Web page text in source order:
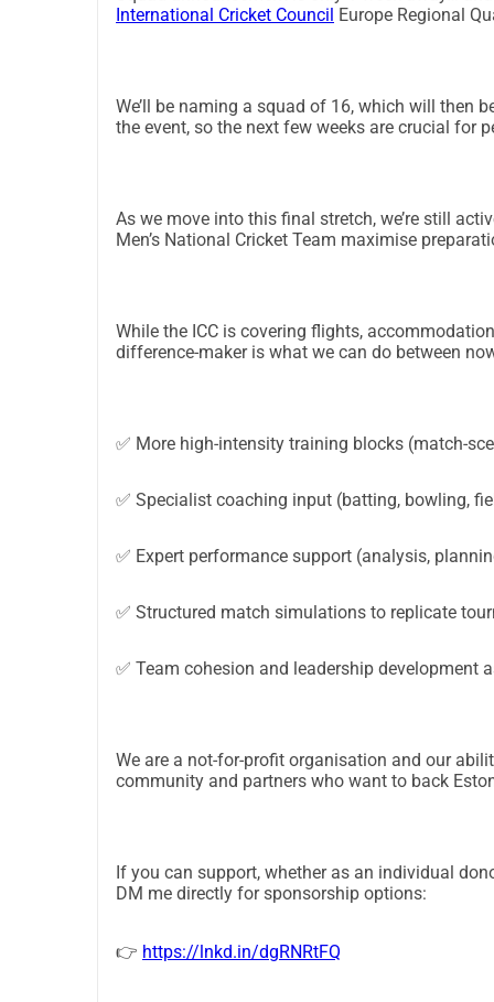
та навесні.Однак є ще одна велика
боулінгу, простір для симуляції матчів та
зимове тренування не просто "забронювати
Постійно тренуватися взимку, незважаючи
налаштування (місце + тимчасові сітки +
шлях від юніорського крикету до
участь молоді та зростання Ця кампанія не
та віддані спорту.- Зростання участі:
тренувань, фізичної підготовки та
роком.На що підуть кошти (підготовка до
федерацією:1) Доступ до зимового
повинні фінансувати:- Оренду закритого
можемо отримати локально. Щоб досягти
фінансувати:- Доступ до приміщень за
підтримка виступів:- Тренерська підтримка
покращення- Інструменти відео/аналітики
згуртованість. Високопродуктивні команди
International Cricket Council Europe Regional
We’ll be naming a squad of 16, which will then
the event, so the next few weeks are crucial for
As we move into this final stretch, we’re still
Men’s National Cricket Team maximise
While the ICC is covering flights,
difference-maker is what we can do between
✅ More high-intensity training blocks (match-
✅ Specialist coaching input (batting, bowling,
✅ Expert performance support (analysis,
✅ Structured match simulations to replicate
✅ Team cohesion and leadership development
We are a not-for-profit organisation and our
community and partners who want to back
If you can support, whether as an individual
DM me directly for sponsorship options:
👉 https://lnkd.in/dgRNRtFQ